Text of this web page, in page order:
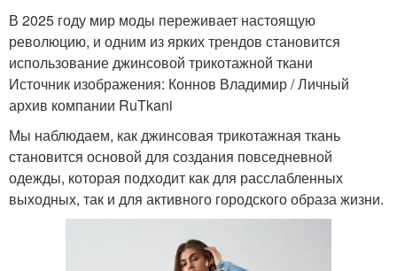
В 2025 году мир моды переживает настоящую
революцию, и одним из ярких трендов становится
использование джинсовой трикотажной ткани
Источник изображения: Коннов Владимир / Личный
архив компании RuTkani
Мы наблюдаем, как джинсовая трикотажная ткань
становится основой для создания повседневной
одежды, которая подходит как для расслабленных
выходных, так и для активного городского образа жизни.